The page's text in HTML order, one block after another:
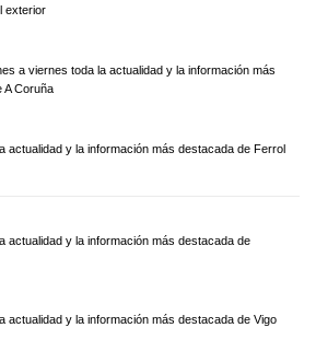
exterior
a viernes toda la actualidad y la información más
A Coruña
actualidad y la información más destacada de Ferrol
actualidad y la información más destacada de
actualidad y la información más destacada de Vigo